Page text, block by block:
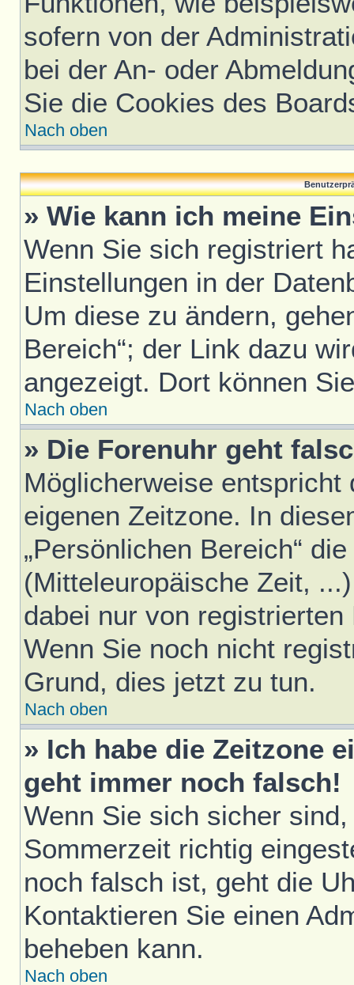
sofern von der
bei der An- oder
Sie die Cookies des
Nach oben
» Wie kann ich meine
Wenn Sie sich registriert
Einstellungen in der
Um diese zu ändern,
Bereich“; der Link dazu
angezeigt. Dort können
Nach oben
» Die Forenuhr geht
Möglicherweise
eigenen Zeitzone. In
„Persönlichen Bereich“
(Mitteleuropäische Zeit,
dabei nur von
Wenn Sie noch nicht
Grund, dies jetzt zu tun.
Nach oben
» Ich habe die Zeitzone
geht immer noch falsch!
Wenn Sie sich sicher
Sommerzeit richtig
noch falsch ist, geht die
Kontaktieren Sie einen
beheben kann.
Nach oben